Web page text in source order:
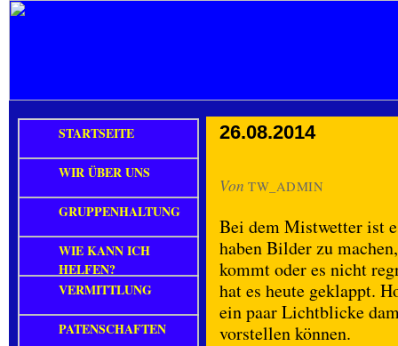
26.08.2014
Von TW_ADMIN
Bei dem Mistwetter ist
haben Bilder zu
kommt oder es nicht
hat es heute geklappt.
ein paar Lichtblicke
vorstellen können.
STARTSEITE
WIR ÜBER UNS
GRUPPENHALTUNG
WIE KANN ICH
HELFEN?
VERMITTLUNG
PATENSCHAFTEN